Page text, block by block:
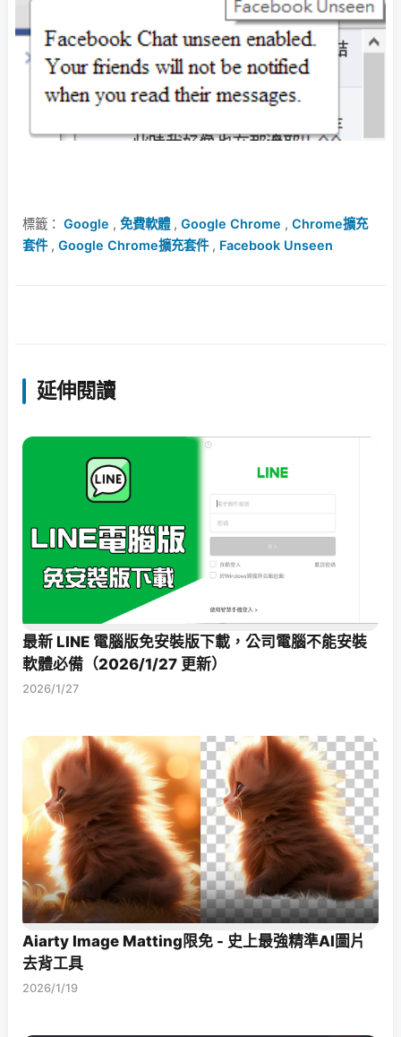
標籤： Google , 免費軟體, Google Chrome , Chrome擴充
套件, Google Chrome擴充套件, Facebook Unseen
延伸閱讀
最新 LINE 電腦版免安裝版下載，公司電腦不能安裝
軟體必備（2026/1/27 更新）
2026/1/27
Aiarty Image Matting限免 - 史上最強精準AI圖片
去背工具
2026/1/19